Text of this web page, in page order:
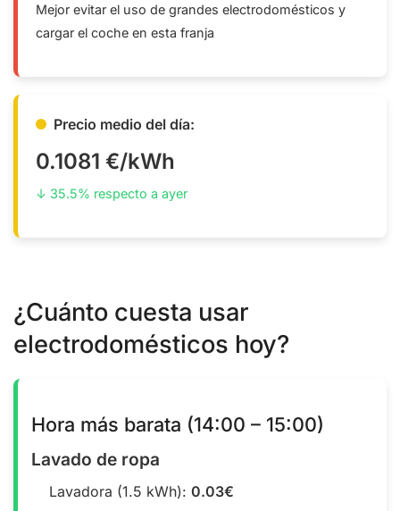
Mejor evitar el uso de grandes electrodomésticos y
cargar el coche en esta franja
Precio medio del día:
0.1081 €/kWh
↓ 35.5% respecto a ayer
¿Cuánto cuesta usar
electrodomésticos hoy?
Hora más barata (14:00 – 15:00)
Lavado de ropa
Lavadora (1.5 kWh): 0.03€